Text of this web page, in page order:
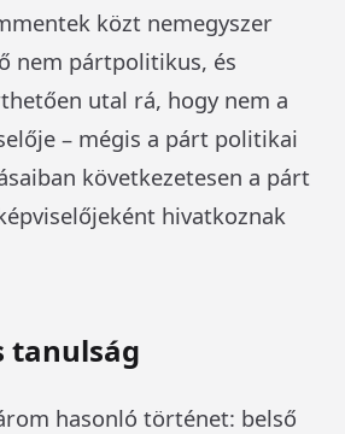
közt nemegyszer
nem pártpolitikus, és
utal rá, hogy nem a
– mégis a párt politikai
következetesen a párt
hivatkoznak
tanulság
hasonló történet: belső